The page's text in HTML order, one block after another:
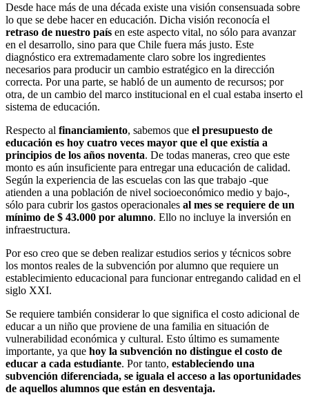
Desde hace más de una década existe una visión consensuada sobre
lo que se debe hacer en educación. Dicha visión reconocía el
retraso de nuestro país en este aspecto vital, no sólo para avanzar
en el desarrollo, sino para que Chile fuera más justo. Este
diagnóstico era extremadamente claro sobre los ingredientes
necesarios para producir un cambio estratégico en la dirección
correcta. Por una parte, se habló de un aumento de recursos; por
otra, de un cambio del marco institucional en el cual estaba inserto el
sistema de educación.
Respecto al financiamiento, sabemos que el presupuesto de
educación es hoy cuatro veces mayor que el que existía a
principios de los años noventa. De todas maneras, creo que este
monto es aún insuficiente para entregar una educación de calidad.
Según la experiencia de las escuelas con las que trabajo -que
atienden a una población de nivel socioeconómico medio y bajo-,
sólo para cubrir los gastos operacionales al mes se requiere de un
mínimo de $ 43.000 por alumno. Ello no incluye la inversión en
infraestructura.
Por eso creo que se deben realizar estudios serios y técnicos sobre
los montos reales de la subvención por alumno que requiere un
establecimiento educacional para funcionar entregando calidad en el
siglo XXI.
Se requiere también considerar lo que significa el costo adicional de
educar a un niño que proviene de una familia en situación de
vulnerabilidad económica y cultural. Esto último es sumamente
importante, ya que hoy la subvención no distingue el costo de
educar a cada estudiante. Por tanto, estableciendo una
subvención diferenciada, se iguala el acceso a las oportunidades
de aquellos alumnos que están en desventaja.